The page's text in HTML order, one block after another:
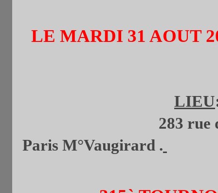
LE MARDI 31 AOUT
LIEU
283 rue de
Paris M°Vaugirard .